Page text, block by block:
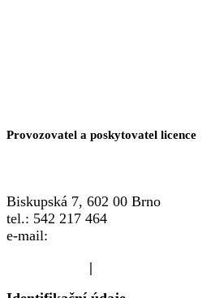
Provozovatel a poskytovatel licence
Biskupská 7, 602 00 Brno
tel.: 542 217 464
e-mail:
|